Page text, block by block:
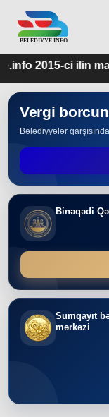
ayının 25-i
Vergi
Bələdiyyələr
Binəqədi
Sumqayıt
mərkəzi